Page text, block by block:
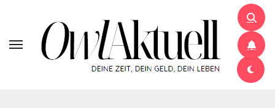
springen